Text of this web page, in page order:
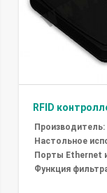
RFID
Производитель:
Настольное
Порты Ethernet
Функция